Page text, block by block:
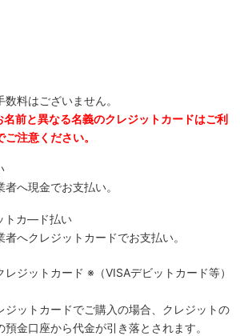
料はございません。
前と異なる名義のクレジットカードはご利
注意ください。
へ現金でお支払い。
トカ―ド払い
へクレジットカードでお支払い。
レジットカード ※（VISAデビットカード等）
ジットカードでご購入の場合、クレジットの
金口座から代金が引き落とされます。